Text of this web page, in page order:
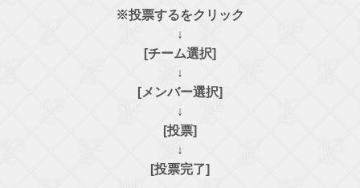
※投票するをクリック
↓
[チーム選択]
↓
[メンバー選択]
↓
[投票]
↓
[投票完了]